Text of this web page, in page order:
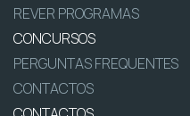
REVER PROGRAMAS
CONCURSOS
PERGUNTAS FREQUENTES
CONTACTOS